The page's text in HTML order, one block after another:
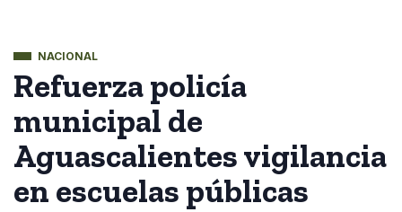
NACIONAL
Refuerza policía
municipal de
Aguascalientes vigilancia
en escuelas públicas